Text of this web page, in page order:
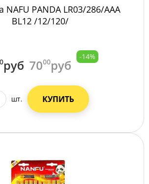
NAFU PANDA LR03/286/AAA
BL12 /12/120/
руб 7000руб
-14%
шт. КУПИТЬ